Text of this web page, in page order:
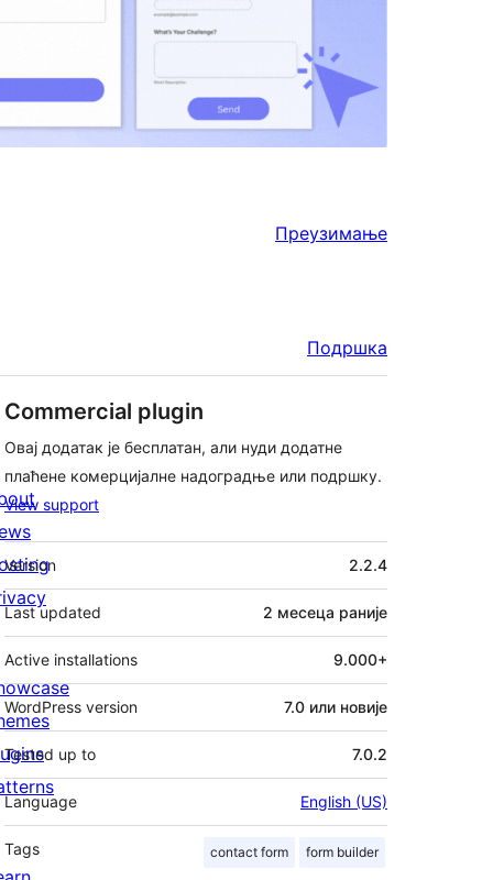
Преузимање
Подршка
Commercial plugin
Овај додатак је бесплатан, али нуди додатне
плаћене комерцијалне надоградње или подршку.
View support
Мета
Version 2.2.4
Last updated 2 месеца раније
Active installations 9.000+
WordPress version 7.0 или новије
Tested up to 7.0.2
Language English (US)
Tags contact form form builder